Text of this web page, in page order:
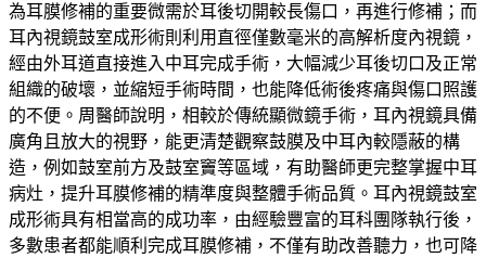
為耳膜修補的重要微需於耳後切開較長傷口，再進行修補；而
耳內視鏡鼓室成形術則利用直徑僅數毫米的高解析度內視鏡，
經由外耳道直接進入中耳完成手術，大幅減少耳後切口及正常
組織的破壞，並縮短手術時間，也能降低術後疼痛與傷口照護
的不便。周醫師說明，相較於傳統顯微鏡手術，耳內視鏡具備
廣角且放大的視野，能更清楚觀察鼓膜及中耳內較隱蔽的構
造，例如鼓室前方及鼓室竇等區域，有助醫師更完整掌握中耳
病灶，提升耳膜修補的精準度與整體手術品質。耳內視鏡鼓室
成形術具有相當高的成功率，由經驗豐富的耳科團隊執行後，
多數患者都能順利完成耳膜修補，不僅有助改善聽力，也可降